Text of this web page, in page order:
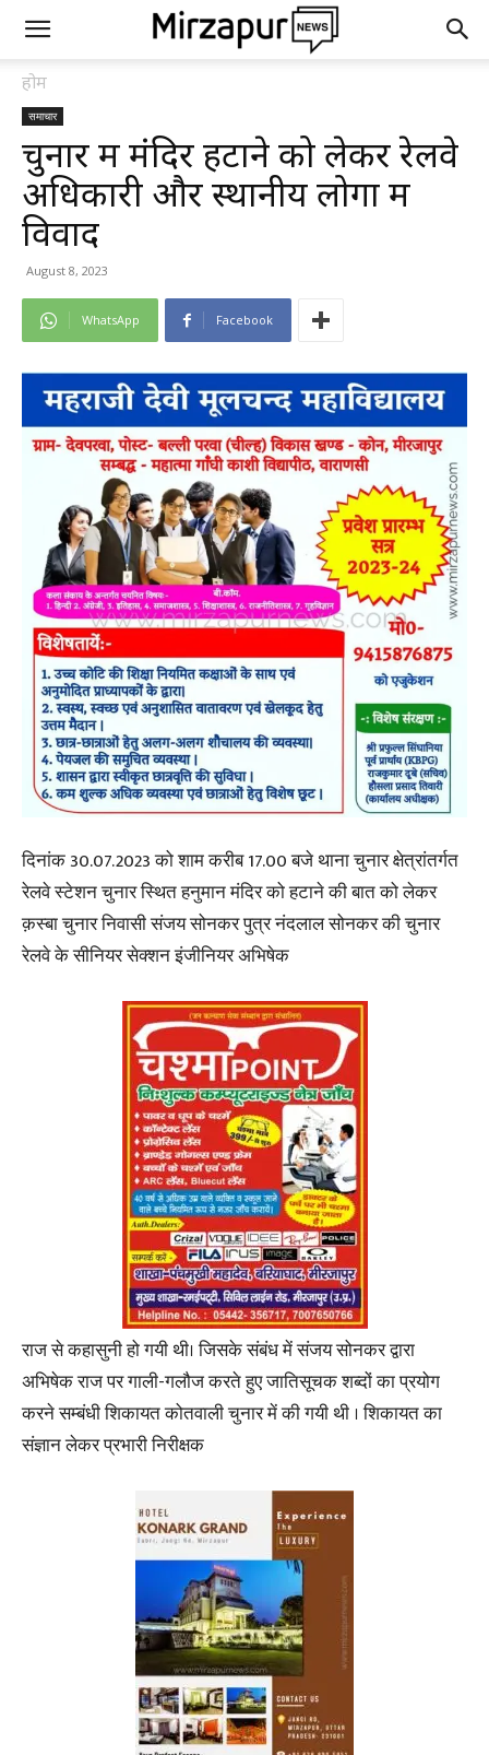
होम
समाचार
चुनार में मंदिर हटाने को लेकर रेलवे
अधिकारी और स्थानीय लोगों में
विवाद
August 8, 2023
WhatsApp Facebook
दिनांक 30.07.2023 को शाम करीब 17.00 बजे थाना चुनार क्षेत्रांतर्गत
रेलवे स्टेशन चुनार स्थित हनुमान मंदिर को हटाने की बात को लेकर
क़स्बा चुनार निवासी संजय सोनकर पुत्र नंदलाल सोनकर की चुनार
रेलवे के सीनियर सेक्शन इंजीनियर अभिषेक
राज से कहासुनी हो गयी थी। जिसके संबंध में संजय सोनकर द्वारा
अभिषेक राज पर गाली-गलौज करते हुए जातिसूचक शब्दों का प्रयोग
करने सम्बंधी शिकायत कोतवाली चुनार में की गयी थी । शिकायत का
संज्ञान लेकर प्रभारी निरीक्षक